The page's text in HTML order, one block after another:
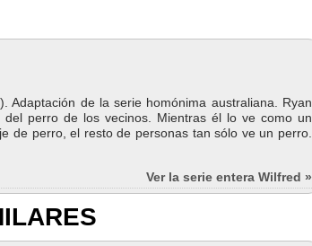
Adaptación de la serie homónima australiana. Ryan
del perro de los vecinos. Mientras él lo ve como un
de perro, el resto de personas tan sólo ve un perro.
Ver la serie entera Wilfred »